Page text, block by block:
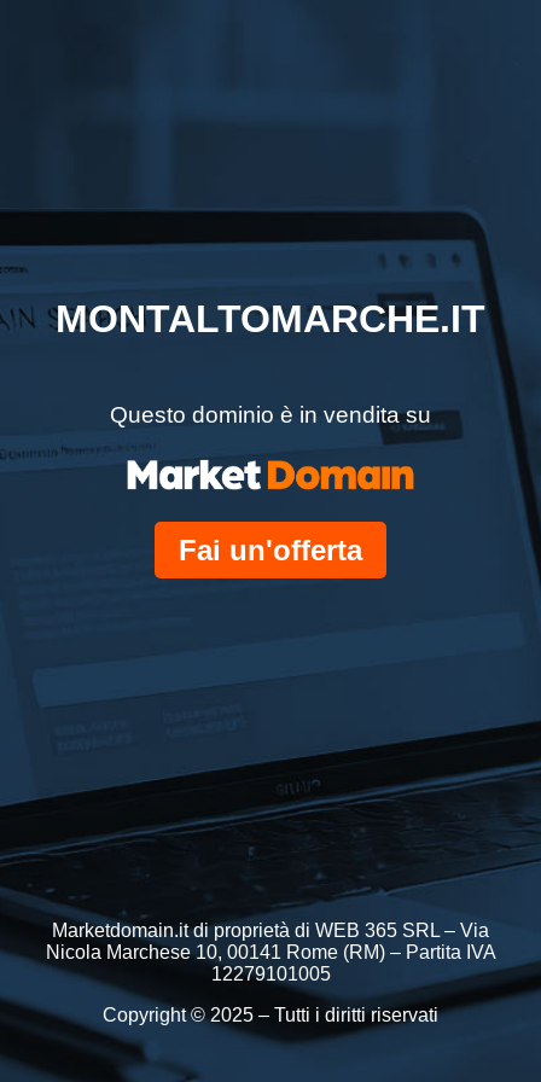
MONTALTOMARCHE.IT
Questo dominio è in vendita su
Fai un'offerta
Marketdomain.it di proprietà di WEB 365 SRL – Via
Nicola Marchese 10, 00141 Rome (RM) – Partita IVA
12279101005
Copyright © 2025 – Tutti i diritti riservati